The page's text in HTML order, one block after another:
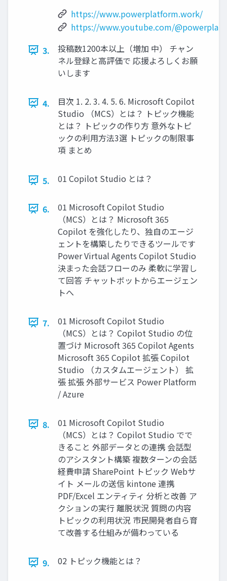
https://www.powerplatform.work/
https://www.youtube.com/
3.
投稿数1200本以上（増加 中） チャン
ネル登録と高評価で 応援よろしくお願
いします
4.
目次 1. 2. 3. 4. 5. 6. Microsoft Copilot
Studio （MCS）とは？ トピック機能
とは？ トピックの作り方 意外なトピ
ックの利用方法3選 トピックの制限事
項 まとめ
5. 01 Copilot Studio とは？
6.
01 Microsoft Copilot Studio
（MCS）とは？ Microsoft 365
Copilot を強化したり、独自のエージ
ェントを構築したりできるツールです
Power Virtual Agents Copilot Studio
決まった会話フローのみ 柔軟に学習し
て回答 チャットボットからエージェン
トへ
7.
01 Microsoft Copilot Studio
（MCS）とは？ Copilot Studio の位
置づけ Microsoft 365 Copilot Agents
Microsoft 365 Copilot 拡張 Copilot
Studio （カスタムエージェント） 拡
張 拡張 外部サービス Power Platform
/ Azure
8.
01 Microsoft Copilot Studio
（MCS）とは？ Copilot Studio でで
きること 外部データとの連携 会話型
のアシスタント構築 複数ターンの会話
経費申請 SharePoint トピック Webサ
イト メールの送信 kintone 連携
PDF/Excel エンティティ 分析と改善 ア
クションの実行 離脱状況 質問の内容
トピックの利用状況 市民開発者自ら育
て改善する仕組みが備わっている
9. 02 トピック機能とは？